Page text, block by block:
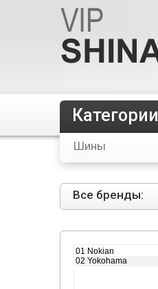
Категории
Шины
Все бренды: